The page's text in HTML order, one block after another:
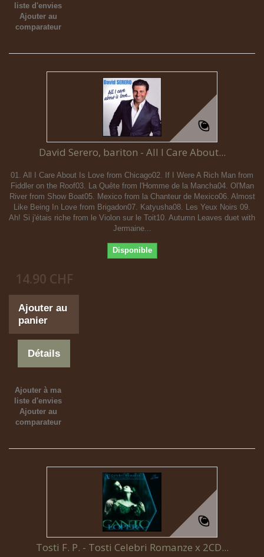
liste d'envies
Ajouter au
comparateur
David Serero, bariton - All I Care About...
01. All I Care About Is Love from Chicago02. If I Were A Rich Man from
Fiddler on the Roof03. La Quête from l'Homme de la Mancha04. Ol'Man
River from Show Boat05. Mexico from la Chanteur de Mexico06. Almost
Like Being In Love from Brigadon07. Katyusha08. Les Yeux Noirs 09.
Ah! Si j'étais riche from le Violon sur le Toit10. Autumn Leaves duet with
Jermaine...
Disponible
14.90 CHF
Ajouter au
panier
Détails
Ajouter à ma
liste d'envies
Ajouter au
comparateur
Tosti F. P. - Tosti Celebri Romanze x 2CD...